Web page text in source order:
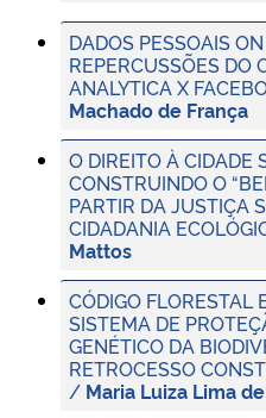
DADOS PESSOAIS
REPERCUSSÕES DO
ANALYTICA X
Machado de França
O DIREITO À CIDADE
CONSTRUINDO O
PARTIR DA JUSTIÇA
CIDADANIA
Mattos
CÓDIGO FLORESTAL
SISTEMA DE
GENÉTICO DA
RETROCESSO
/ Maria Luiza Lima